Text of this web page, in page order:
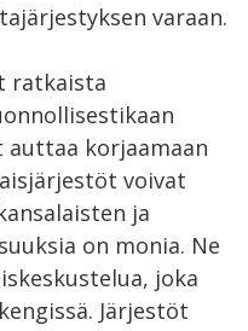
varaan.
ratkaista
auttaa korjaamaan
voivat
ja
on monia. Ne
joka
Järjestöt